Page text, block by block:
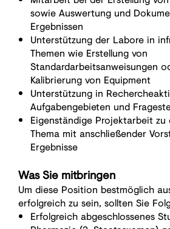
sowie Auswertung und
Ergebnissen
Unterstützung der Labore in
Themen wie Erstellung von
Standardarbeitsanweisungen
Kalibrierung von Equipment
Unterstützung in
Aufgabengebieten und
Eigenständige Projektarbeit zu
Thema mit anschließender
Ergebnisse
Was Sie mitbringen
Um diese Position bestmöglich
erfolgreich zu sein, sollten Sie
Erfolgreich abgeschlossenes